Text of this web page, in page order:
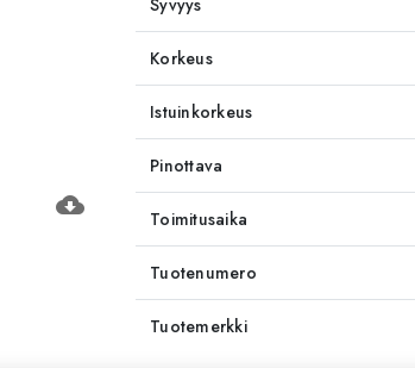
cloud_download
Korkeus
Istuinkorkeus
Pinottava
Toimitusaika
Tuotenumero
Tuotemerkki